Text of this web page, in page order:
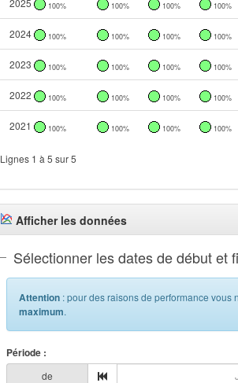
2025 100% 100% 100% 100%
2024 100% 100% 100% 100%
2023 100% 100% 100% 100%
2022 100% 100% 100% 100%
2021 100% 100% 100% 100%
Lignes 1 à 5 sur 5
Afficher les données
Sélectionner les dates de début et
Attention : pour des raisons de performance
maximum.
Période :
de